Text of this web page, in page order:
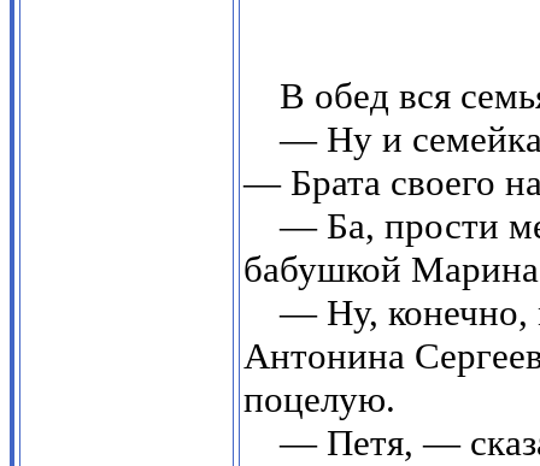
В обед вся
— Ну и
— Брата своего
— Ба, прости
бабушкой
— Ну, конечно,
Антонина
поцелую.
— Петя, —